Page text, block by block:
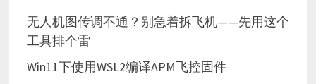
无人机图传调不通？别急着拆飞机——先用这个
工具排个雷
Win11下使用WSL2编译APM飞控固件